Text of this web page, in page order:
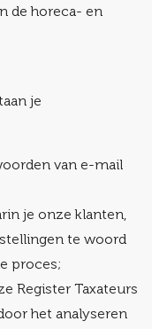
de horeca- en
je
van e-mail
je onze klanten,
te woord
proces;
Register Taxateurs
het analyseren